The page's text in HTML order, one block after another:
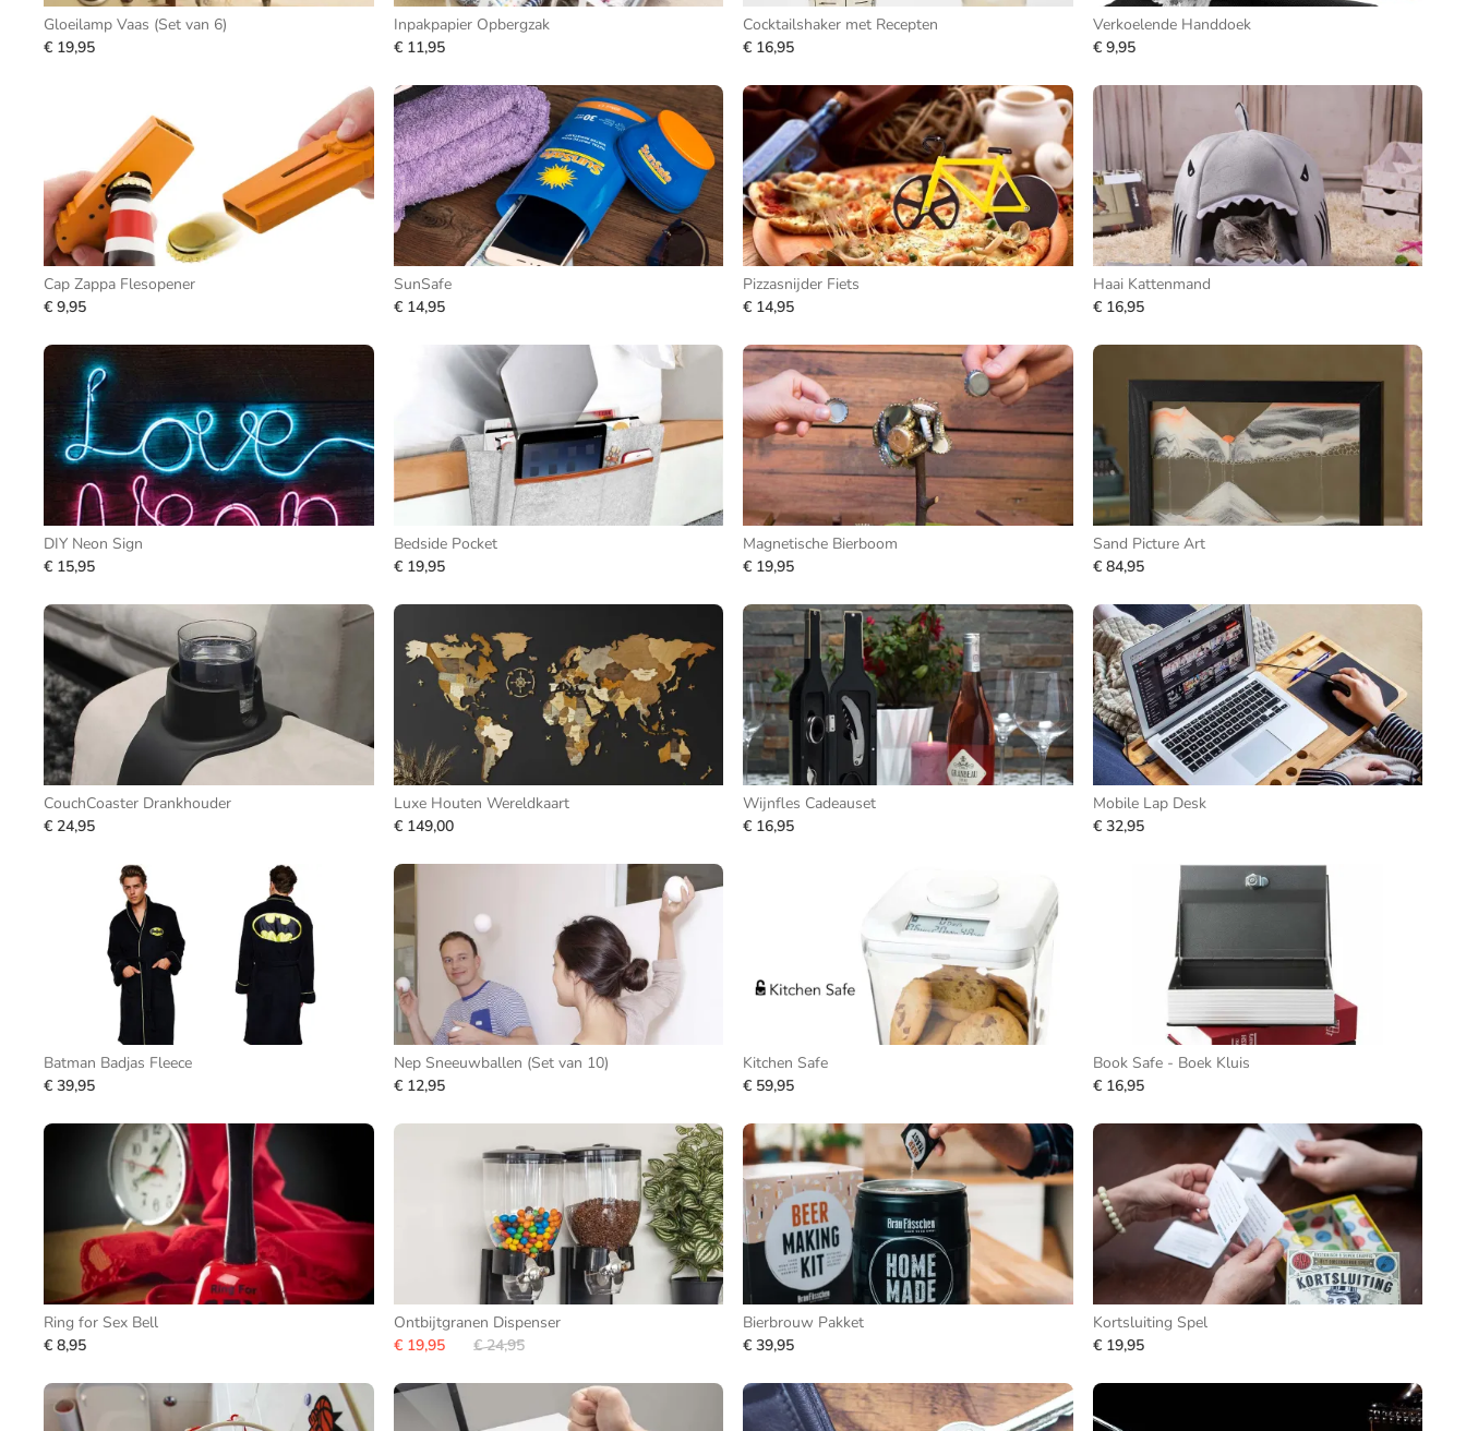
Gloeilamp Vaas (Set van 6)
€ 19,95
Inpakpapier Opbergzak
€ 11,95
Cocktailshaker met Recepten
€ 16,95
Verkoelende Handdoek
€ 9,95
Cap Zappa Flesopener
€ 9,95
SunSafe
€ 14,95
Pizzasnijder Fiets
€ 14,95
Haai Kattenmand
€ 16,95
DIY Neon Sign
€ 15,95
Bedside Pocket
€ 19,95
Magnetische Bierboom
€ 19,95
Sand Picture Art
€ 84,95
CouchCoaster Drankhouder
€ 24,95
Luxe Houten Wereldkaart
€ 149,00
Wijnfles Cadeauset
€ 16,95
Mobile Lap Desk
€ 32,95
Batman Badjas Fleece
€ 39,95
Nep Sneeuwballen (Set van 10)
€ 12,95
Kitchen Safe
€ 59,95
Book Safe - Boek Kluis
€ 16,95
Ring for Sex Bell
€ 8,95
Ontbijtgranen Dispenser
€ 19,95
€ 24,95
Bierbrouw Pakket
€ 39,95
Kortsluiting Spel
€ 19,95